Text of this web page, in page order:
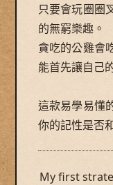
只要會玩圈圈
的無窮樂趣。
貪吃的公雞會
能首先讓自己
這款易學易懂
你的記性是否
My first